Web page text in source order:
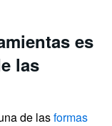
es
las
de lasformas